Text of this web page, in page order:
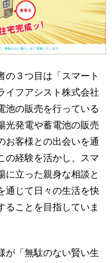
の３つ目は「スマート
イフアシスト株式会社
池の販売を行っている
光発電や蓄電池の販売
お客様との出会いを通
の経験を活かし、スマ
に立った親身な相談と
通じて日々の生活を快
ることを目指していま
が「無駄のない賢い生